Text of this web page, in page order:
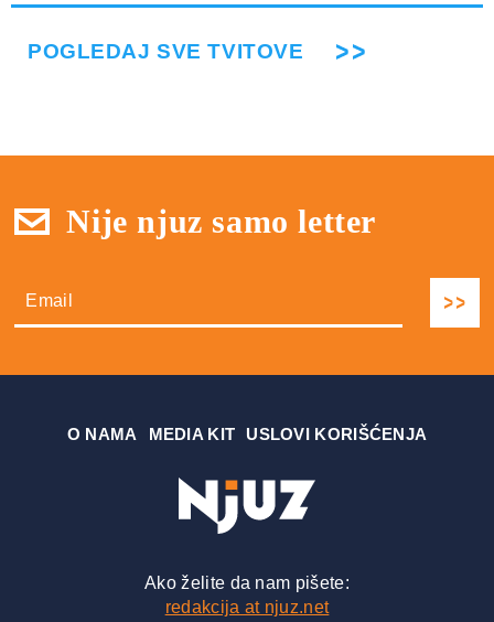
POGLEDAJ SVE TVITOVE
Nije njuz samo letter
О NAMA MEDIA KIT USLOVI KORIŠĆENJA
Ako želite da nam pišete:
redakcija at njuz.net